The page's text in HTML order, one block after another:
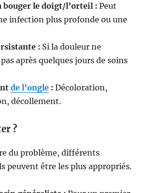
bouger le doigt/l’orteil : Peut
infection plus profonde ou une
: Si la douleur ne
après quelques jours de soins
de l’ongle : Décoloration,
décollement.
?
du problème, différents
peuvent être les plus appropriés.